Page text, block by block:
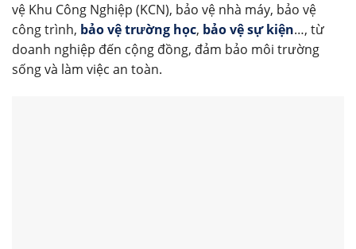
vệ Khu Công Nghiệp (KCN), bảo vệ nhà máy, bảo vệ
công trình, bảo vệ trường học, bảo vệ sự kiện…, từ
doanh nghiệp đến cộng đồng, đảm bảo môi trường
sống và làm việc an toàn.